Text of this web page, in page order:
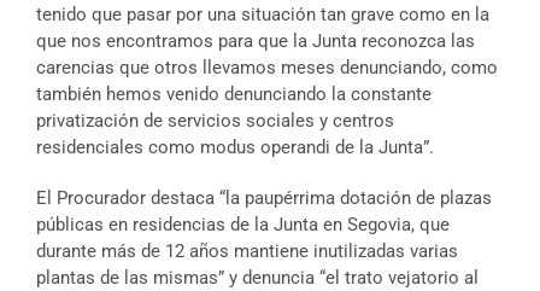
tenido que pasar por una situación tan grave como en la
que nos encontramos para que la Junta reconozca las
carencias que otros llevamos meses denunciando, como
también hemos venido denunciando la constante
privatización de servicios sociales y centros
residenciales como modus operandi de la Junta”.
El Procurador destaca “la paupérrima dotación de plazas
públicas en residencias de la Junta en Segovia, que
durante más de 12 años mantiene inutilizadas varias
plantas de las mismas” y denuncia “el trato vejatorio al